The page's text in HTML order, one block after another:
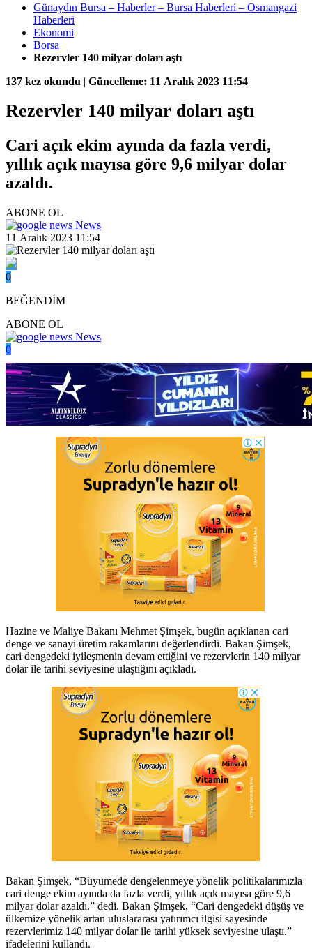
Günaydın Bursa – Haberler – Bursa Haberleri – Osmangazi
Haberleri
Ekonomi
Borsa
Rezervler 140 milyar doları aştı
137 kez okundu | Güncelleme: 11 Aralık 2023 11:54
Rezervler 140 milyar doları aştı
Cari açık ekim ayında da fazla verdi,
yıllık açık mayısa göre 9,6 milyar dolar
azaldı.
ABONE OL
News
11 Aralık 2023 11:54
0
BEĞENDİM
ABONE OL
News
0
Hazine ve Maliye Bakanı Mehmet Şimşek, bugün açıklanan cari
denge ve sanayi üretim rakamlarını değerlendirdi. Bakan Şimşek,
cari dengedeki iyileşmenin devam ettiğini ve rezervlerin 140 milyar
dolar ile tarihi seviyesine ulaştığını açıkladı.
Bakan Şimşek, “Büyümede dengelenmeye yönelik politikalarımızla
cari denge ekim ayında da fazla verdi, yıllık açık mayısa göre 9,6
milyar dolar azaldı.” dedi. Bakan Şimşek, “Cari dengedeki düşüş ve
ülkemize yönelik artan uluslararası yatırımcı ilgisi sayesinde
rezervlerimiz 140 milyar dolar ile tarihi yüksek seviyesine ulaştı.”
ifadelerini kullandı.